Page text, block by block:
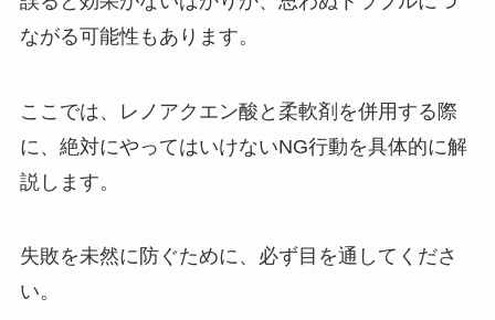
ながる可能性もあります。
ここでは、レノアクエン酸と柔軟剤を併用する際
に、絶対にやってはいけないNG行動を具体的に解
説します。
失敗を未然に防ぐために、必ず目を通してくださ
い。